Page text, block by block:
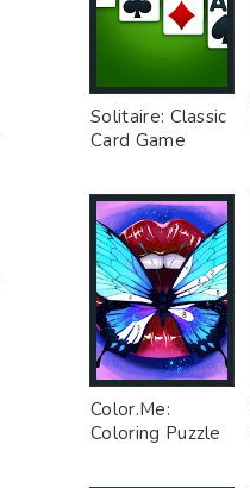
Solitaire: Classic
Card Game
Color.Me:
Coloring Puzzle